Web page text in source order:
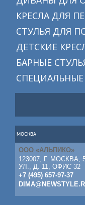
КРЕСЛА ДЛЯ
СТУЛЬЯ ДЛЯ
ДЕТСКИЕ
БАРНЫЕ
СПЕЦИАЛЬНЫЕ
МОСКВА
ООО «АЛЬПИКО»
123007, Г.
УЛ., Д. 11, ОФИС 32
+7 (495) 657-97-37